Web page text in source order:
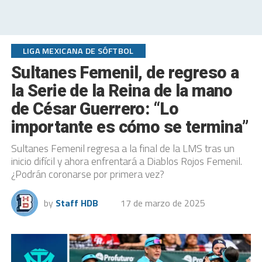
LIGA MEXICANA DE SÓFTBOL
Sultanes Femenil, de regreso a
la Serie de la Reina de la mano
de César Guerrero: “Lo
importante es cómo se termina”
Sultanes Femenil regresa a la final de la LMS tras un
inicio difícil y ahora enfrentará a Diablos Rojos Femenil.
¿Podrán coronarse por primera vez?
by Staff HDB 17 de marzo de 2025